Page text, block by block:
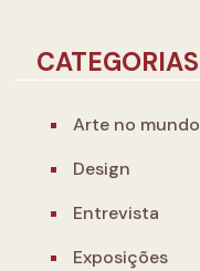
CATEGORIAS
Arte no mundo
Design
Entrevista
Exposições